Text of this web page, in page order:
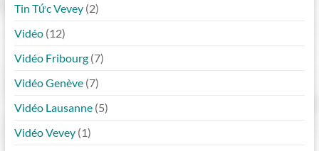
Tin Tức Vevey(2)
Vidéo(12)
Vidéo Fribourg(7)
Vidéo Genève(7)
Vidéo Lausanne(5)
Vidéo Vevey(1)